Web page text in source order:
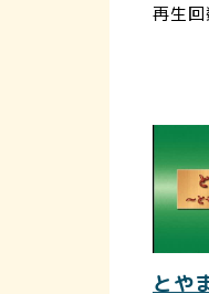
再生
とや